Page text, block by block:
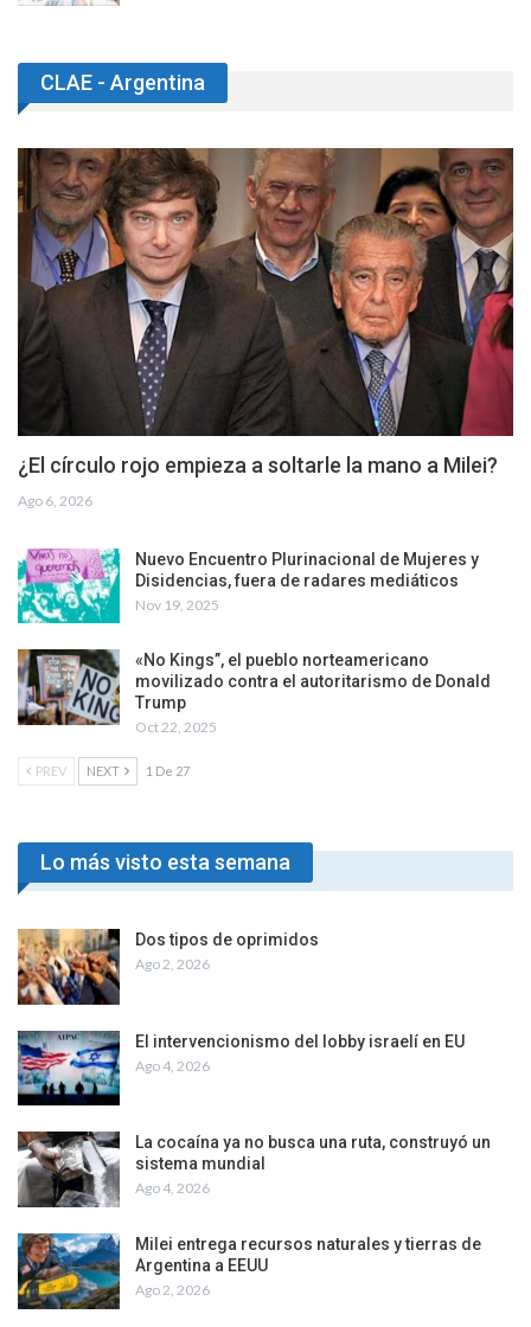
CLAE - Argentina
¿El círculo rojo empieza a soltarle la mano a Milei?
Ago 6, 2026
Nuevo Encuentro Plurinacional de Mujeres y
Disidencias, fuera de radares mediáticos
Nov 19, 2025
«No Kings”, el pueblo norteamericano
movilizado contra el autoritarismo de Donald
Trump
Oct 22, 2025
PREV NEXT 1 De 27
Lo más visto esta semana
Dos tipos de oprimidos
Ago 2, 2026
El intervencionismo del lobby israelí en EU
Ago 4, 2026
La cocaína ya no busca una ruta, construyó un
sistema mundial
Ago 4, 2026
Milei entrega recursos naturales y tierras de
Argentina a EEUU
Ago 2, 2026